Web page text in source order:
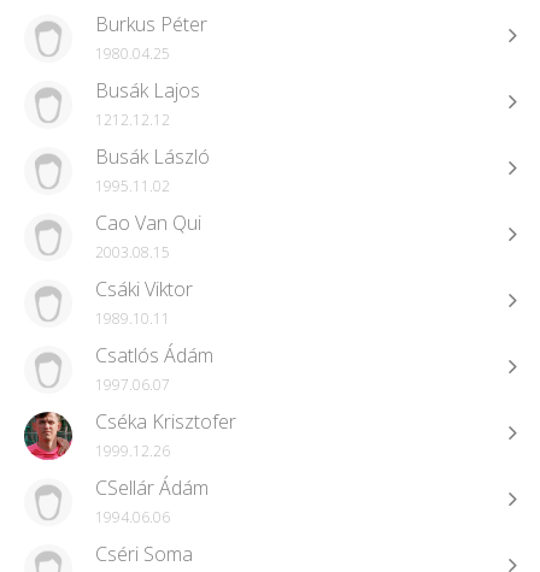
Burkus Péter
1980.04.25
Busák Lajos
1212.12.12
Busák László
1995.11.02
Cao Van Qui
2003.08.15
Csáki Viktor
1989.10.11
Csatlós Ádám
1997.06.07
Cséka Krisztofer
1999.12.26
CSellár Ádám
1994.06.06
Cséri Soma